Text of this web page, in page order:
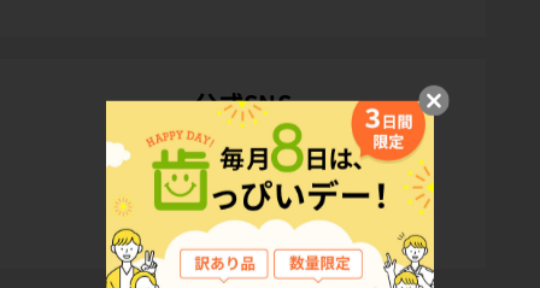
公式SNS